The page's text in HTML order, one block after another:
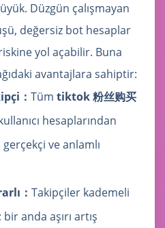
Düzgün çalışmayan
değersiz bot hesaplar
yol açabilir. Buna
avantajlara sahiptir:
： Tüm tiktok 粉丝购买
hesaplarından
ve anlamlı
： Takipçiler kademeli
anda aşırı artış